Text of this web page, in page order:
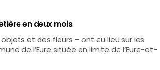
en deux mois
et des fleurs – ont eu lieu sur les
de l’Eure située en limite de l’Eure-et-